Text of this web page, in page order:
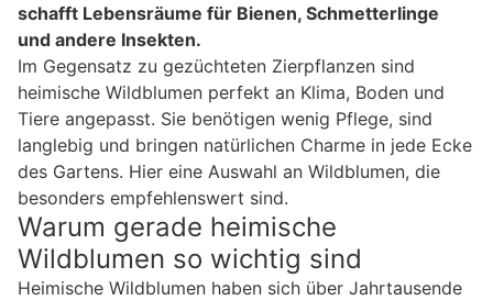
schafft Lebensräume für Bienen, Schmetterlinge
und andere Insekten.
Im Gegensatz zu gezüchteten Zierpflanzen sind
heimische Wildblumen perfekt an Klima, Boden und
Tiere angepasst. Sie benötigen wenig Pflege, sind
langlebig und bringen natürlichen Charme in jede Ecke
des Gartens. Hier eine Auswahl an Wildblumen, die
besonders empfehlenswert sind.
Warum gerade heimische
Wildblumen so wichtig sind
Heimische Wildblumen haben sich über Jahrtausende